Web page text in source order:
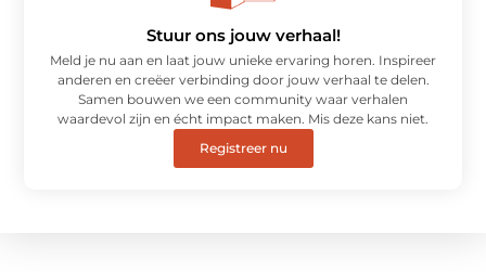
Stuur ons jouw verhaal!
Meld je nu aan en laat jouw unieke ervaring horen. Inspireer
anderen en creëer verbinding door jouw verhaal te delen.
Samen bouwen we een community waar verhalen
waardevol zijn en écht impact maken. Mis deze kans niet.
Registreer nu